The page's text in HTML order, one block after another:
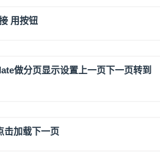
用按钮
做分页显示设置上一页下一页转到
击加载下一页